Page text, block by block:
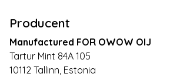
Producent
Manufactured FOR OWOW OIJ
Tartur Mint 84A 105
10112 Tallinn, Estonia